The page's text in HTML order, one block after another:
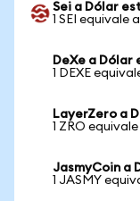
Sei a Dólar
1 SEI equivale
DeXe a Dólar
1 DEXE
LayerZero a
1 ZRO equivale
JasmyCoin a
1 JASMY